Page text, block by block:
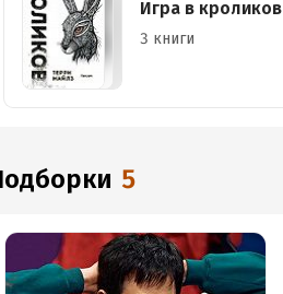
Игра в кроликов
3 книги
Подборки 5